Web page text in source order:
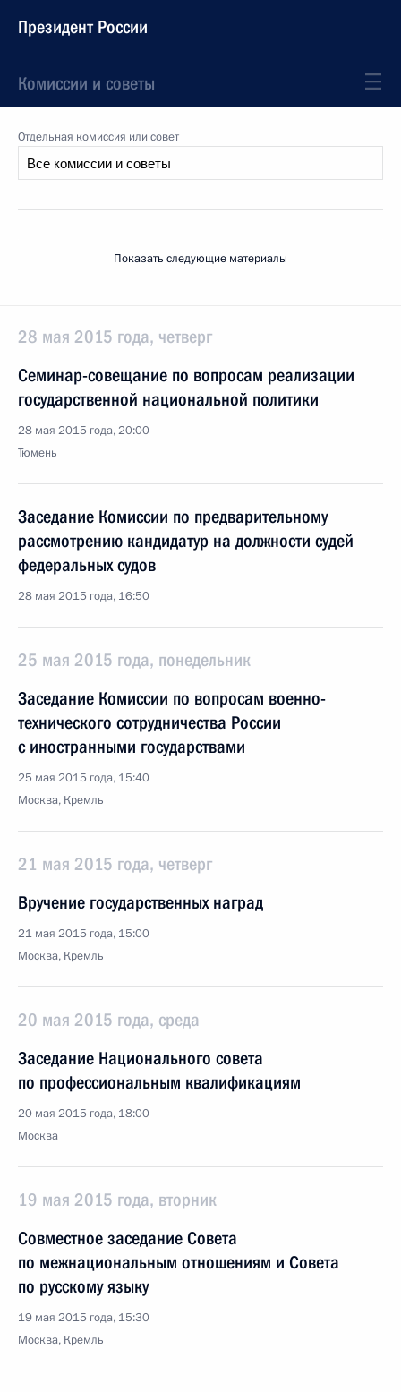
Президент России
Комиссии и советы
Отдельная комиссия или совет
Показать следующие материалы
28 мая 2015 года, четверг
Семинар-совещание по вопросам реализации
государственной национальной политики
28 мая 2015 года, 20:00
Тюмень
Заседание Комиссии по предварительному
рассмотрению кандидатур на должности судей
федеральных судов
28 мая 2015 года, 16:50
25 мая 2015 года, понедельник
Заседание Комиссии по вопросам военно-
технического сотрудничества России
с иностранными государствами
25 мая 2015 года, 15:40
Москва, Кремль
21 мая 2015 года, четверг
Вручение государственных наград
21 мая 2015 года, 15:00
Москва, Кремль
20 мая 2015 года, среда
Заседание Национального совета
по профессиональным квалификациям
20 мая 2015 года, 18:00
Москва
19 мая 2015 года, вторник
Совместное заседание Совета
по межнациональным отношениям и Совета
по русскому языку
19 мая 2015 года, 15:30
Москва, Кремль